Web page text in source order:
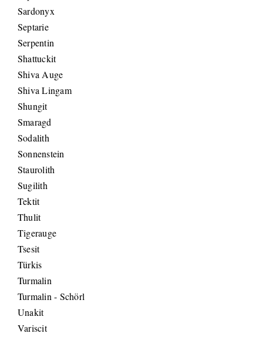
Sardonyx
Septarie
Serpentin
Shattuckit
Shiva Auge
Shiva Lingam
Shungit
Smaragd
Sodalith
Sonnenstein
Staurolith
Sugilith
Tektit
Thulit
Tigerauge
Tsesit
Türkis
Turmalin
Turmalin - Schörl
Unakit
Variscit